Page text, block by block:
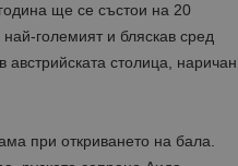
ще се състои на 20
големият и бляскав сред
столица, наричан
при откриването на бала.